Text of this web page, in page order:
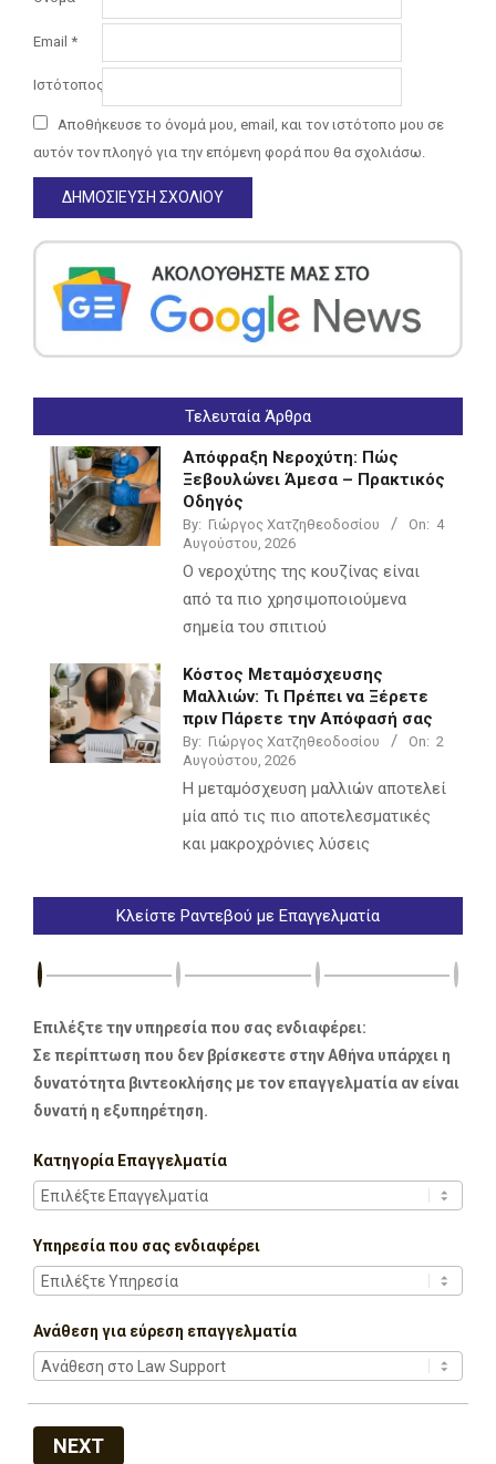
Email *
Ιστότοπος
Αποθήκευσε το όνομά μου, email, και τον ιστότοπο μου σε
αυτόν τον πλοηγό για την επόμενη φορά που θα σχολιάσω.
Τελευταία Άρθρα
Απόφραξη Νεροχύτη: Πώς
Ξεβουλώνει Άμεσα – Πρακτικός
Οδηγός
By: Γιώργος Χατζηθεοδοσίου On: 4
Αυγούστου, 2026
Ο νεροχύτης της κουζίνας είναι
από τα πιο χρησιμοποιούμενα
σημεία του σπιτιού
Κόστος Μεταμόσχευσης
Μαλλιών: Τι Πρέπει να Ξέρετε
πριν Πάρετε την Απόφασή σας
By: Γιώργος Χατζηθεοδοσίου On: 2
Αυγούστου, 2026
Η μεταμόσχευση μαλλιών αποτελεί
μία από τις πιο αποτελεσματικές
και μακροχρόνιες λύσεις
Κλείστε Ραντεβού με Επαγγελματία
Επιλέξτε την υπηρεσία που σας ενδιαφέρει:
Σε περίπτωση που δεν βρίσκεστε στην Αθήνα υπάρχει η
δυνατότητα βιντεοκλήσης με τον επαγγελματία αν είναι
δυνατή η εξυπηρέτηση.
Κατηγορία Επαγγελματία
Υπηρεσία που σας ενδιαφέρει
Ανάθεση για εύρεση επαγγελματία
NEXT